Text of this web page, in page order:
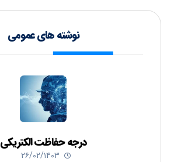
نوشته های عمومی
درجه حفاظت الکتریکی
۲۶/۰۲/۱۴۰۳